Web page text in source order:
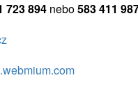
723 894 nebo583 411